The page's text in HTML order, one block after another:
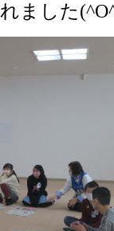
ました